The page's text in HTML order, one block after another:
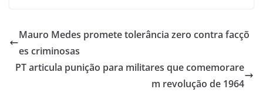
Mauro Medes promete tolerância zero contra facçõ
es criminosas
PT articula punição para militares que comemorare
m revolução de 1964